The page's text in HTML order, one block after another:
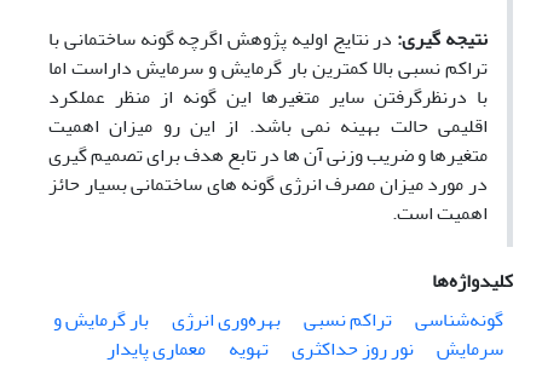
نتیجه ­گیری: در نتایج اولیه پژوهش اگرچه گونه ساختمانی با
تراکم­ نسبی بالا کمترین بار گرمایش و سرمایش داراست اما
با درنظرگرفتن سایر متغیرها این گونه از منظر عملکرد
اقلیمی حالت بهینه نمی ­باشد. از این رو میزان اهمیت
متغیرها و ضریب وزنی آن­ ها در تابع هدف برای تصمیم ­گیری
در مورد میزان مصرف انرژی گونه ­های ساختمانی بسیار حائز
اهمیت است.
کلیدواژه‌ها
گونه‌شناسی
تراکم نسبی بهره‌وری انرژی
بار گرمایش و
سرمایش
نور روز حداکثری تهویه
معماری پایدار